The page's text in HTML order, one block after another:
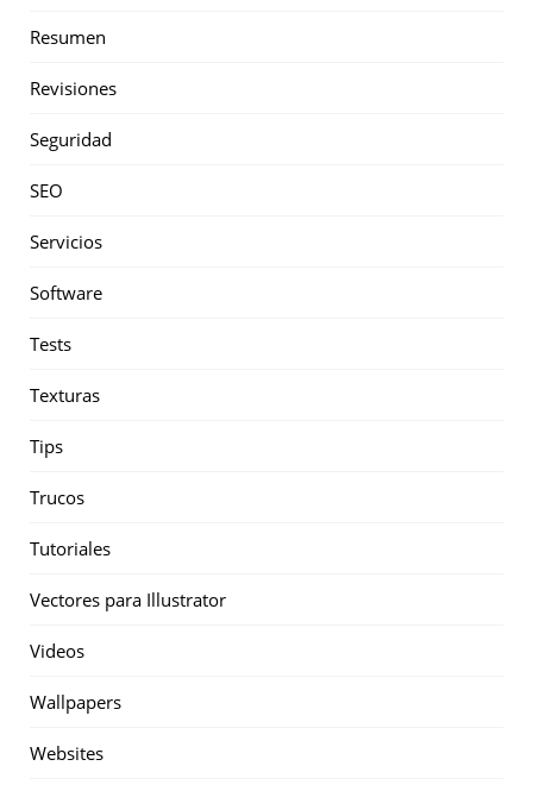
Resumen
Revisiones
Seguridad
SEO
Servicios
Software
Tests
Texturas
Tips
Trucos
Tutoriales
Vectores para Illustrator
Videos
Wallpapers
Websites